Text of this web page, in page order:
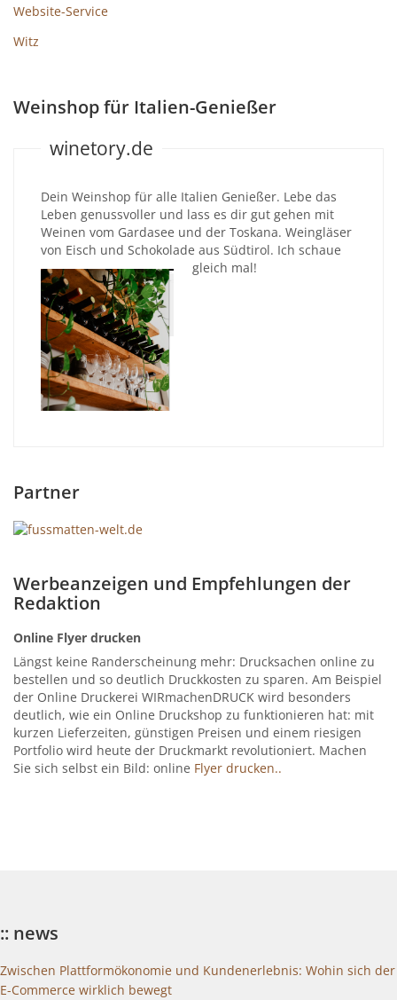
Website-Service
Witz
Weinshop für Italien-Genießer
winetory.de
Dein Weinshop für alle Italien Genießer. Lebe das
Leben genussvoller und lass es dir gut gehen mit
Weinen vom Gardasee und der Toskana. Weingläser
von Eisch und Schokolade aus Südtirol. Ich schaue
gleich mal!
Partner
Werbeanzeigen und Empfehlungen der
Redaktion
Online Flyer drucken
Längst keine Randerscheinung mehr: Drucksachen online zu
bestellen und so deutlich Druckkosten zu sparen. Am Beispiel
der Online Druckerei WIRmachenDRUCK wird besonders
deutlich, wie ein Online Druckshop zu funktionieren hat: mit
kurzen Lieferzeiten, günstigen Preisen und einem riesigen
Portfolio wird heute der Druckmarkt revolutioniert. Machen
Sie sich selbst ein Bild: online Flyer drucken..
:: news
Zwischen Plattformökonomie und Kundenerlebnis: Wohin sich der
E-Commerce wirklich bewegt